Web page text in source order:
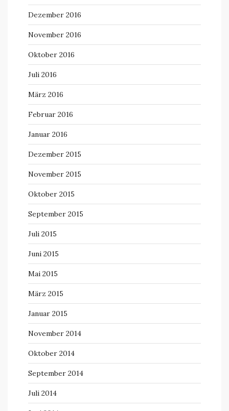
Dezember 2016
November 2016
Oktober 2016
Juli 2016
März 2016
Februar 2016
Januar 2016
Dezember 2015
November 2015
Oktober 2015
September 2015
Juli 2015
Juni 2015
Mai 2015
März 2015
Januar 2015
November 2014
Oktober 2014
September 2014
Juli 2014